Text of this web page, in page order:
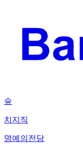
숲
치지직
명예의전당